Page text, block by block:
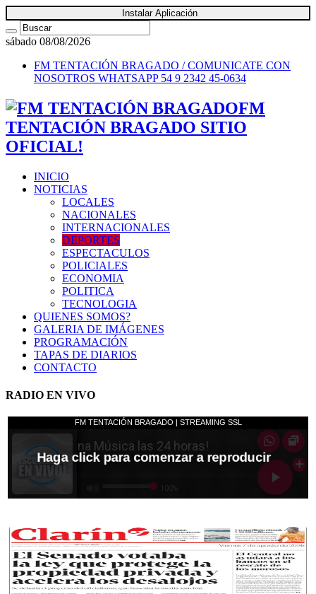
Instalar Aplicación
sábado 08/08/2026
FM TENTACIÓN BRAGADO / COMUNICATE CON
NOSOTROS WHATSAPP 54 9 2342 45-0634
FM
TENTACIÓN BRAGADO SITIO
OFICIAL!
INICIO
NOTICIAS
LOCALES
NACIONALES
INTERNACIONALES
DEPORTES
ESPECTACULOS
POLICIALES
ECONOMIA
POLITICA
TECNOLOGIA
QUIENES SOMOS?
GALERIA DE IMÁGENES
PROGRAMACIÓN
TAPAS DE DIARIOS
CONTACTO
RADIO EN VIVO